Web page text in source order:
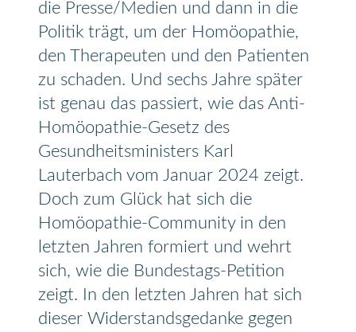
die Presse/Medien und dann in die
Politik trägt, um der Homöopathie,
den Therapeuten und den Patienten
zu schaden. Und sechs Jahre später
ist genau das passiert, wie das Anti-
Homöopathie-Gesetz des
Gesundheitsministers Karl
Lauterbach vom Januar 2024 zeigt.
Doch zum Glück hat sich die
Homöopathie-Community in den
letzten Jahren formiert und wehrt
sich, wie die Bundestags-Petition
zeigt. In den letzten Jahren hat sich
dieser Widerstandsgedanke gegen